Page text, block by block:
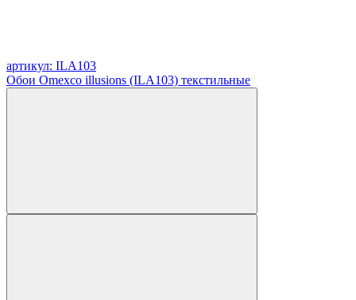
артикул: ILA103
Обои Omexco illusions (ILA103) текстильные